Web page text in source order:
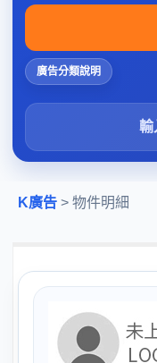
廣告分類說明
K廣告 > 物件明細